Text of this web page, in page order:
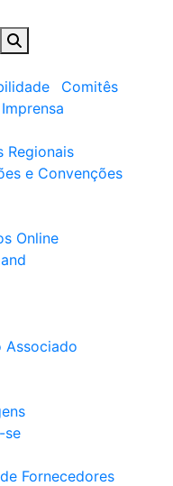
Comitês
Imprensa
Regionais
e Convenções
Online
Associado
se
Fornecedores